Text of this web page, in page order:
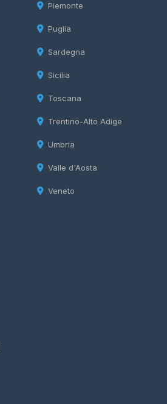
Piemonte
Puglia
Sardegna
Sicilia
Toscana
Trentino-Alto Adige
Umbria
Valle d'Aosta
Veneto